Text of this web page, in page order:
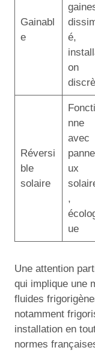
Gainabl
e
é,
on
Réversi
ble
solaire
nne
avec
ux
,
ue
Une attention
qui implique une
fluides
notamment
installation en
normes